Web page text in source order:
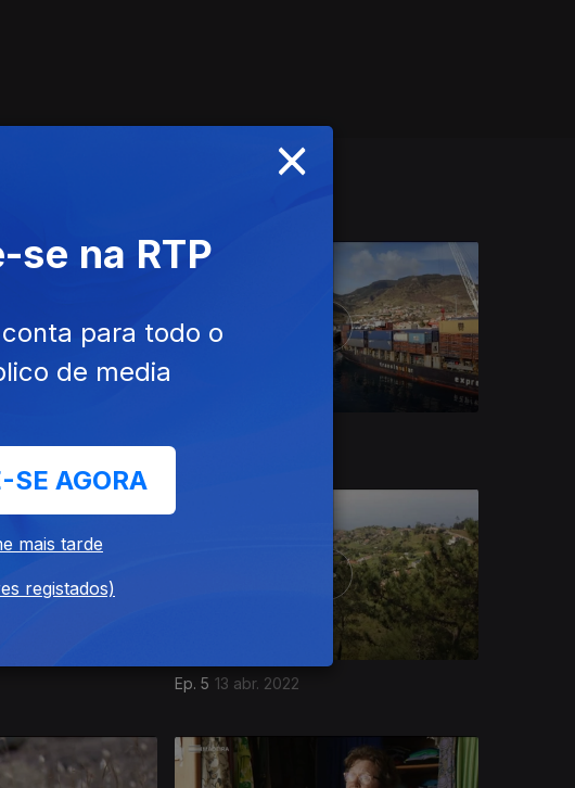
Ep. 5 13 abr. 2022
×
se na RTP
para todo o
de media
SE AGORA
mais tarde
registados)